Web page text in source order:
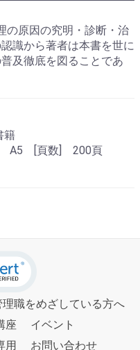
の原因の究明・診断・治
識から著者は本書を世に
及徹底を図ることであ
籍
A5 [頁数] 200頁
理職をめざしている方へ
座
イベント
用
お問い合わせ